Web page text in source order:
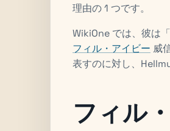
理由の 1 つです。
WikiOne では、彼は
フィル・アイビー 威
表すのに対し、
フィル